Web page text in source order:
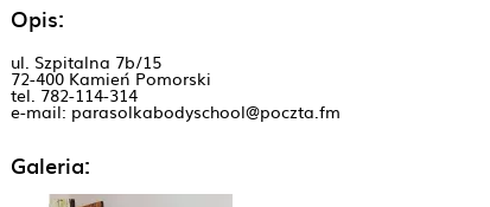
Opis:
ul. Szpitalna 7b/15
72-400 Kamień Pomorski
tel. 782-114-314
e-mail: parasolkabodyschool@poczta.fm
Galeria: